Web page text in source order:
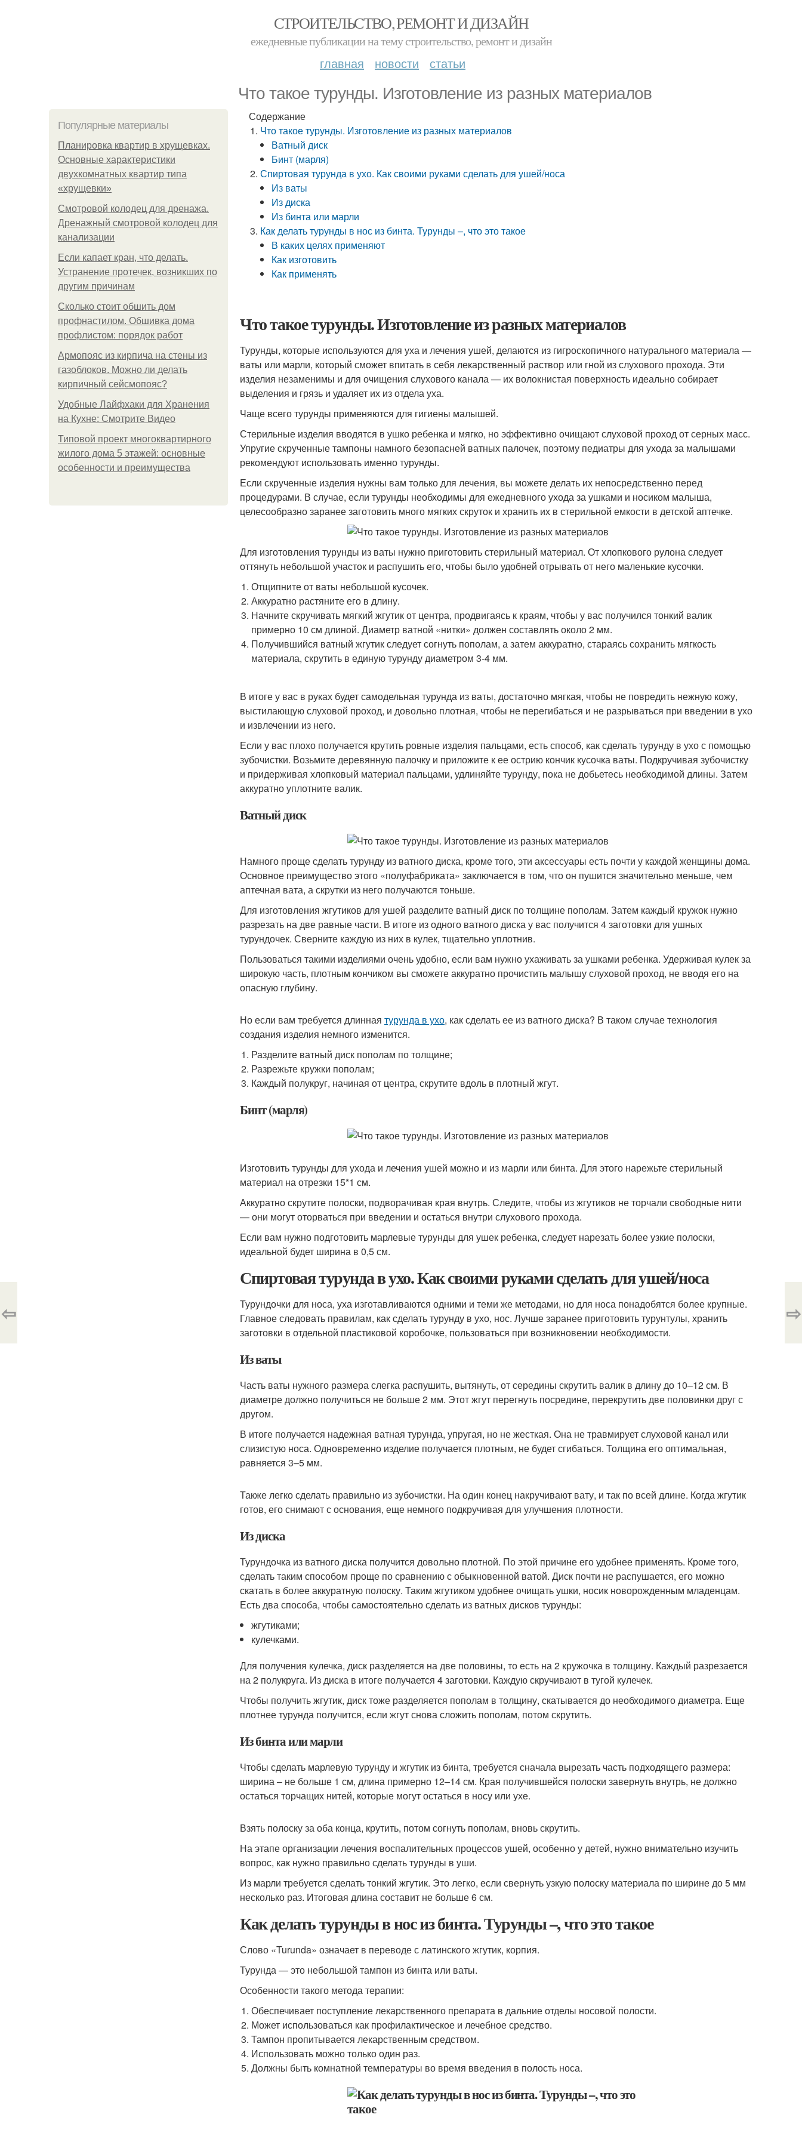
СТРОИТЕЛЬСТВО, РЕМОНТ И ДИЗАЙН
ежедневные публикации на тему строительство, ремонт и дизайн
главная новости статьи
Что такое турунды. Изготовление из разных материалов
Популярные материалы
Планировка квартир в хрущевках.
Основные характеристики
двухкомнатных квартир типа
«хрущевки»
Смотровой колодец для дренажа.
Дренажный смотровой колодец для
канализации
Если капает кран, что делать.
Устранение протечек, возникших по
другим причинам
Сколько стоит обшить дом
профнастилом. Обшивка дома
профлистом: порядок работ
Армопояс из кирпича на стены из
газоблоков. Можно ли делать
кирпичный сейсмопояс?
Удобные Лайфхаки для Хранения
на Кухне: Смотрите Видео
Типовой проект многоквартирного
жилого дома 5 этажей: основные
особенности и преимущества
Содержание
Что такое турунды. Изготовление из разных материалов
Ватный диск
Бинт (марля)
Спиртовая турунда в ухо. Как своими руками сделать для ушей/носа
Из ваты
Из диска
Из бинта или марли
Как делать турунды в нос из бинта. Турунды –, что это такое
В каких целях применяют
Как изготовить
Как применять
Что такое турунды. Изготовление из разных материалов
Турунды, которые используются для уха и лечения ушей, делаются из гигроскопичного натурального материала —
ваты или марли, который сможет впитать в себя лекарственный раствор или гной из слухового прохода. Эти
изделия незаменимы и для очищения слухового канала — их волокнистая поверхность идеально собирает
выделения и грязь и удаляет их из отдела уха.
Чаще всего турунды применяются для гигиены малышей.
Стерильные изделия вводятся в ушко ребенка и мягко, но эффективно очищают слуховой проход от серных масс.
Упругие скрученные тампоны намного безопасней ватных палочек, поэтому педиатры для ухода за малышами
рекомендуют использовать именно турунды.
Если скрученные изделия нужны вам только для лечения, вы можете делать их непосредственно перед
процедурами. В случае, если турунды необходимы для ежедневного ухода за ушками и носиком малыша,
целесообразно заранее заготовить много мягких скруток и хранить их в стерильной емкости в детской аптечке.
Для изготовления турунды из ваты нужно приготовить стерильный материал. От хлопкового рулона следует
оттянуть небольшой участок и распушить его, чтобы было удобней отрывать от него маленькие кусочки.
Отщипните от ваты небольшой кусочек.
Аккуратно растяните его в длину.
Начните скручивать мягкий жгутик от центра, продвигаясь к краям, чтобы у вас получился тонкий валик
примерно 10 см длиной. Диаметр ватной «нитки» должен составлять около 2 мм.
Получившийся ватный жгутик следует согнуть пополам, а затем аккуратно, стараясь сохранить мягкость
материала, скрутить в единую турунду диаметром 3-4 мм.
В итоге у вас в руках будет самодельная турунда из ваты, достаточно мягкая, чтобы не повредить нежную кожу,
выстилающую слуховой проход, и довольно плотная, чтобы не перегибаться и не разрываться при введении в ухо
и извлечении из него.
Если у вас плохо получается крутить ровные изделия пальцами, есть способ, как сделать турунду в ухо с помощью
зубочистки. Возьмите деревянную палочку и приложите к ее острию кончик кусочка ваты. Подкручивая зубочистку
и придерживая хлопковый материал пальцами, удлиняйте турунду, пока не добьетесь необходимой длины. Затем
аккуратно уплотните валик.
Ватный диск
Намного проще сделать турунду из ватного диска, кроме того, эти аксессуары есть почти у каждой женщины дома.
Основное преимущество этого «полуфабриката» заключается в том, что он пушится значительно меньше, чем
аптечная вата, а скрутки из него получаются тоньше.
Для изготовления жгутиков для ушей разделите ватный диск по толщине пополам. Затем каждый кружок нужно
разрезать на две равные части. В итоге из одного ватного диска у вас получится 4 заготовки для ушных
турундочек. Сверните каждую из них в кулек, тщательно уплотнив.
Пользоваться такими изделиями очень удобно, если вам нужно ухаживать за ушками ребенка. Удерживая кулек за
широкую часть, плотным кончиком вы сможете аккуратно прочистить малышу слуховой проход, не вводя его на
опасную глубину.
Но если вам требуется длинная турунда в ухо, как сделать ее из ватного диска? В таком случае технология
создания изделия немного изменится.
Разделите ватный диск пополам по толщине;
Разрежьте кружки пополам;
Каждый полукруг, начиная от центра, скрутите вдоль в плотный жгут.
Бинт (марля)
Изготовить турунды для ухода и лечения ушей можно и из марли или бинта. Для этого нарежьте стерильный
материал на отрезки 15*1 см.
Аккуратно скрутите полоски, подворачивая края внутрь. Следите, чтобы из жгутиков не торчали свободные нити
— они могут оторваться при введении и остаться внутри слухового прохода.
Если вам нужно подготовить марлевые турунды для ушек ребенка, следует нарезать более узкие полоски,
идеальной будет ширина в 0,5 см.
Спиртовая турунда в ухо. Как своими руками сделать для ушей/носа
Турундочки для носа, уха изготавливаются одними и теми же методами, но для носа понадобятся более крупные.
Главное следовать правилам, как сделать турунду в ухо, нос. Лучше заранее приготовить турунтулы, хранить
заготовки в отдельной пластиковой коробочке, пользоваться при возникновении необходимости.
Из ваты
Часть ваты нужного размера слегка распушить, вытянуть, от середины скрутить валик в длину до 10–12 см. В
диаметре должно получиться не больше 2 мм. Этот жгут перегнуть посредине, перекрутить две половинки друг с
другом.
В итоге получается надежная ватная турунда, упругая, но не жесткая. Она не травмирует слуховой канал или
слизистую носа. Одновременно изделие получается плотным, не будет сгибаться. Толщина его оптимальная,
равняется 3–5 мм.
Также легко сделать правильно из зубочистки. На один конец накручивают вату, и так по всей длине. Когда жгутик
готов, его снимают с основания, еще немного подкручивая для улучшения плотности.
Из диска
Турундочка из ватного диска получится довольно плотной. По этой причине его удобнее применять. Кроме того,
сделать таким способом проще по сравнению с обыкновенной ватой. Диск почти не распушается, его можно
скатать в более аккуратную полоску. Таким жгутиком удобнее очищать ушки, носик новорожденным младенцам.
Есть два способа, чтобы самостоятельно сделать из ватных дисков турунды:
жгутиками;
кулечками.
Для получения кулечка, диск разделяется на две половины, то есть на 2 кружочка в толщину. Каждый разрезается
на 2 полукруга. Из диска в итоге получается 4 заготовки. Каждую скручивают в тугой кулечек.
Чтобы получить жгутик, диск тоже разделяется пополам в толщину, скатывается до необходимого диаметра. Еще
плотнее турунда получится, если жгут снова сложить пополам, потом скрутить.
Из бинта или марли
Чтобы сделать марлевую турунду и жгутик из бинта, требуется сначала вырезать часть подходящего размера:
ширина – не больше 1 см, длина примерно 12–14 см. Края получившейся полоски завернуть внутрь, не должно
остаться торчащих нитей, которые могут остаться в носу или ухе.
Взять полоску за оба конца, крутить, потом согнуть пополам, вновь скрутить.
На этапе организации лечения воспалительных процессов ушей, особенно у детей, нужно внимательно изучить
вопрос, как нужно правильно сделать турунды в уши.
Из марли требуется сделать тонкий жгутик. Это легко, если свернуть узкую полоску материала по ширине до 5 мм
несколько раз. Итоговая длина составит не больше 6 см.
Как делать турунды в нос из бинта. Турунды –, что это такое
Слово «Turunda» означает в переводе с латинского жгутик, корпия.
Турунда — это небольшой тампон из бинта или ваты.
Особенности такого метода терапии:
Обеспечивает поступление лекарственного препарата в дальние отделы носовой полости.
Может использоваться как профилактическое и лечебное средство.
Тампон пропитывается лекарственным средством.
Использовать можно только один раз.
Должны быть комнатной температуры во время введения в полость носа.
⇦ ⇨